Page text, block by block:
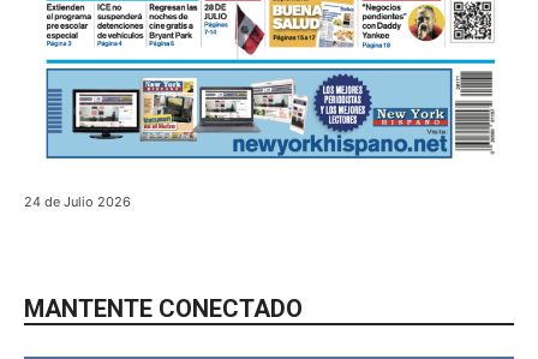
24 de Julio 2026
MANTENTE CONECTADO